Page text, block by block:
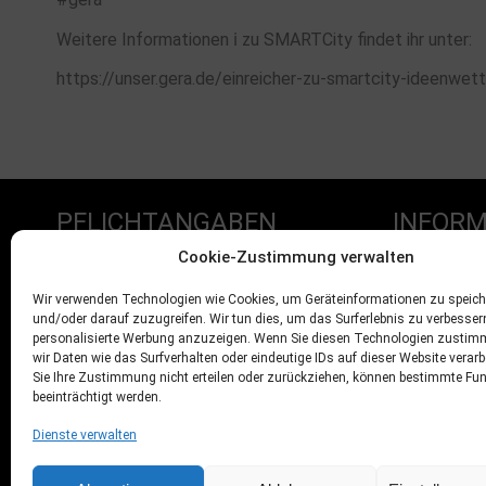
Cookie-Zustimmung verwalten
Wir verwenden Technologien wie Cookies, um Geräteinformationen zu
und/oder darauf zuzugreifen. Wir tun dies, um das Surferlebnis zu
personalisierte Werbung anzuzeigen. Wenn Sie diesen Technologien
wir Daten wie das Surfverhalten oder eindeutige IDs auf dieser Website
Sie Ihre Zustimmung nicht erteilen oder zurückziehen, können bestimmte
beeinträchtigt werden.
Dienste verwalten
Weitere Informationen ℹ️ zu SMARTCity findet ihr unter:
https://unser.gera.de/einreicher-zu-smartcity-
PFLICHTANGABEN
Impressum
Datenschutz
AGB’s
Widerrufsbelehrung
Mitglied
Sponsoren